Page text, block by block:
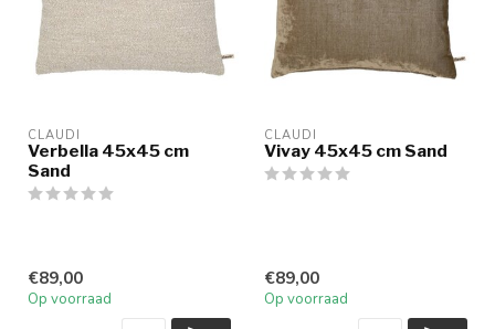
CLAUDI
Verbella 45x45 cm
Sand
€89,00
Op voorraad
CLAUDI
Vivay 45x45 cm Sand
€89,00
Op voorraad